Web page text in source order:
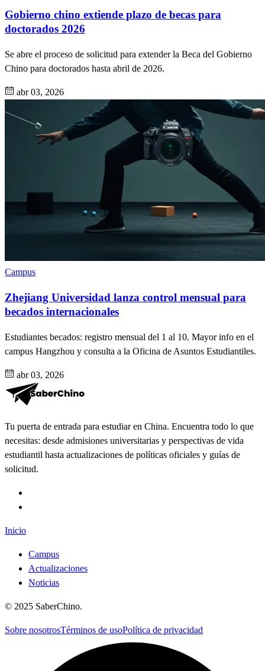
Gobierno chino extiende plazo de becas para
doctorados 2026
Se abre el proceso de solicitud para extender la Beca del Gobierno
Chino para doctorados hasta abril de 2026.
abr 03, 2026
Campus
Zhejiang Universidad lanza control mensual para
becados internacionales
Estudiantes becados: registro mensual del 1 al 10. Mayor info en el
campus Hangzhou y consulta a la Oficina de Asuntos Estudiantiles.
abr 03, 2026
Tu puerta de entrada para estudiar en China. Encuentra todo lo que
necesitas: desde admisiones universitarias y perspectivas de vida
estudiantil hasta actualizaciones de políticas oficiales y guías de
solicitud.
Inicio
Campus
Actualizaciones
Noticias
© 2025 SaberChino.
Sobre nosotrosTérminos de usoPolítica de privacidad